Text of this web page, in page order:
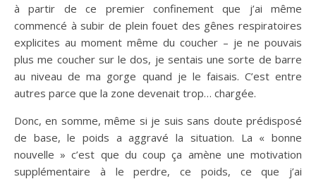
à partir de ce premier confinement que j’ai même
commencé à subir de plein fouet des gênes respiratoires
explicites au moment même du coucher – je ne pouvais
plus me coucher sur le dos, je sentais une sorte de barre
au niveau de ma gorge quand je le faisais. C’est entre
autres parce que la zone devenait trop… chargée.
Donc, en somme, même si je suis sans doute prédisposé
de base, le poids a aggravé la situation. La « bonne
nouvelle » c’est que du coup ça amène une motivation
supplémentaire à le perdre, ce poids, ce que j’ai